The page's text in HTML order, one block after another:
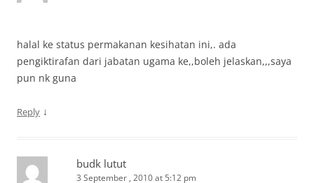
halal ke status permakanan kesihatan ini,. ada
pengiktirafan dari jabatan ugama ke,,boleh jelaskan,,,saya
pun nk guna
Reply ↓
budk lutut
3 September , 2010 at 5:12 pm